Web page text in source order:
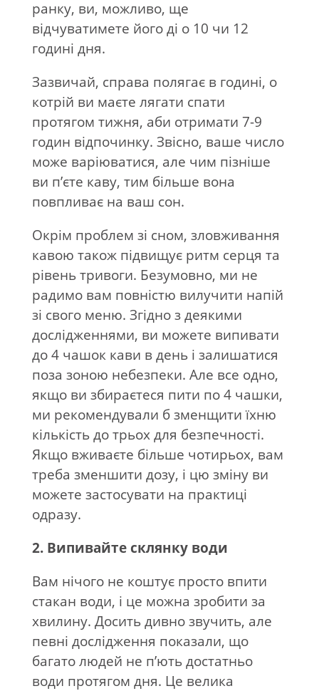
ранку, ви, можливо, ще
відчуватимете його ді о 10 чи 12
годині дня.
Зазвичай, справа полягає в годині, о
котрій ви маєте лягати спати
протягом тижня, аби отримати 7-9
годин відпочинку. Звісно, ваше число
може варіюватися, але чим пізніше
ви п’єте каву, тим більше вона
повпливає на ваш сон.
Окрім проблем зі сном, зловживання
кавою також підвищує ритм серця та
рівень тривоги. Безумовно, ми не
радимо вам повністю вилучити напій
зі свого меню. Згідно з деякими
дослідженнями, ви можете випивати
до 4 чашок кави в день і залишатися
поза зоною небезпеки. Але все одно,
якщо ви збираєтеся пити по 4 чашки,
ми рекомендували б зменщити їхню
кількість до трьох для безпечності.
Якщо вживаєте більше чотирьох, вам
треба зменшити дозу, і цю зміну ви
можете застосувати на практиці
одразу.
2. Випивайте склянку води
Вам нічого не коштує просто впити
стакан води, і це можна зробити за
хвилину. Досить дивно звучить, але
певні дослідження показали, що
багато людей не п’ють достатньо
води протягом дня. Це велика